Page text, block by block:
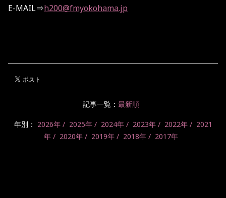
E-MAIL⇒h200@fmyokohama.jp
記事一覧： 最新順
年別： 2026年 2025年 2024年 2023年 2022年
2021
年
2020年 2019年 2018年 2017年